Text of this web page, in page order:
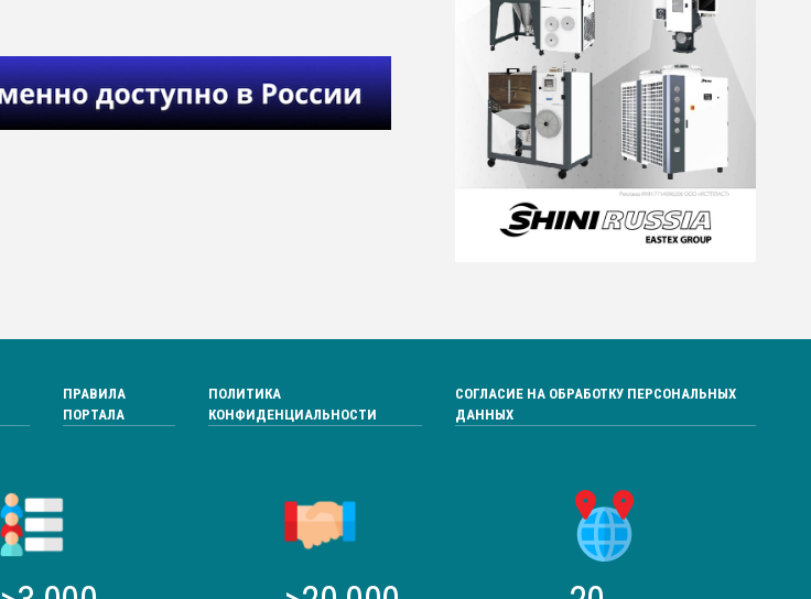
ПРАВИЛА
ПОРТАЛА
ПОЛИТИКА
КОНФИДЕНЦИАЛЬНОСТИ
СОГЛАСИЕ НА ОБРАБОТКУ ПЕРСОНАЛЬНЫХ
ДАННЫХ